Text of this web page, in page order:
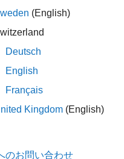
(English)
Deutsch
English
Français
Kingdom (English)
のお問い合わせ